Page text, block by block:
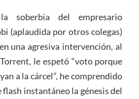
soberbia del empresario
(aplaudida por otros colegas)
una agresiva intervención, al
le espetó “voto porque
a la cárcel”, he comprendido
flash instantáneo la génesis del